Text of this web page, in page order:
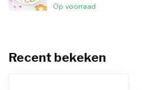
Op voorraad
Recent bekeken